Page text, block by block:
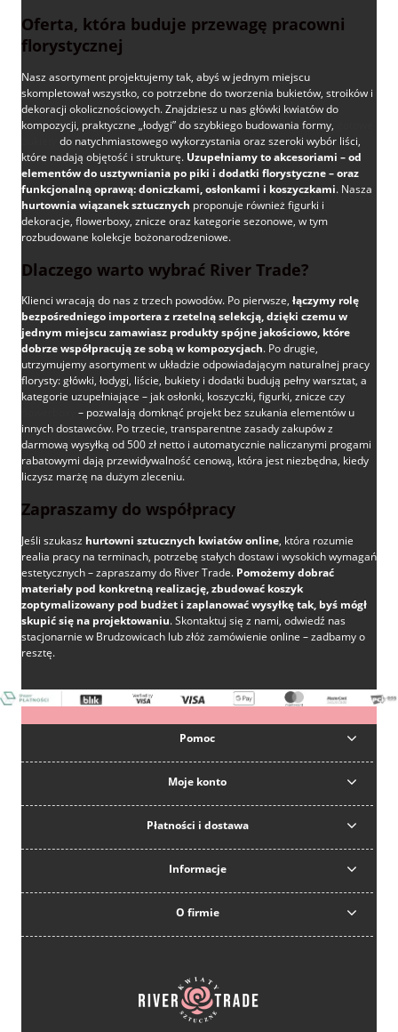
Oferta, która buduje przewagę pracowni
florystycznej
Nasz asortyment projektujemy tak, abyś w jednym miejscu
skompletował wszystko, co potrzebne do tworzenia bukietów, stroików i
dekoracji okolicznościowych. Znajdziesz u nas główki kwiatów do
kompozycji, praktyczne „łodygi” do szybkiego budowania formy,
do natychmiastowego wykorzystania oraz szeroki wybór liści,
które nadają objętość i strukturę. Uzupełniamy to akcesoriami – od
elementów do usztywniania po piki i dodatki florystyczne – oraz
funkcjonalną oprawą: doniczkami, osłonkami i koszyczkami. Nasza
hurtownia wiązanek sztucznych proponuje również figurki i
dekoracje, flowerboxy, znicze oraz kategorie sezonowe, w tym
rozbudowane kolekcje bożonarodzeniowe.
Dlaczego warto wybrać River Trade?
Klienci wracają do nas z trzech powodów. Po pierwsze, łączymy rolę
bezpośredniego importera z rzetelną selekcją, dzięki czemu w
jednym miejscu zamawiasz produkty spójne jakościowo, które
dobrze współpracują ze sobą w kompozycjach. Po drugie,
utrzymujemy asortyment w układzie odpowiadającym naturalnej pracy
florysty: główki, łodygi, liście, bukiety i dodatki budują pełny warsztat, a
kategorie uzupełniające – jak osłonki, koszyczki, figurki, znicze czy
– pozwalają domknąć projekt bez szukania elementów u
innych dostawców. Po trzecie, transparentne zasady zakupów z
darmową wysyłką od 500 zł netto i automatycznie naliczanymi progami
rabatowymi dają przewidywalność cenową, która jest niezbędna, kiedy
liczysz marżę na dużym zleceniu.
Zapraszamy do współpracy
Jeśli szukasz hurtowni sztucznych kwiatów online, która rozumie
realia pracy na terminach, potrzebę stałych dostaw i wysokich wymagań
estetycznych – zapraszamy do River Trade. Pomożemy dobrać
materiały pod konkretną realizację, zbudować koszyk
zoptymalizowany pod budżet i zaplanować wysyłkę tak, byś mógł
skupić się na projektowaniu. Skontaktuj się z nami, odwiedź nas
stacjonarnie w Brudzowicach lub złóż zamówienie online – zadbamy o
resztę.
Pomoc
Moje konto
Płatności i dostawa
Informacje
O firmie